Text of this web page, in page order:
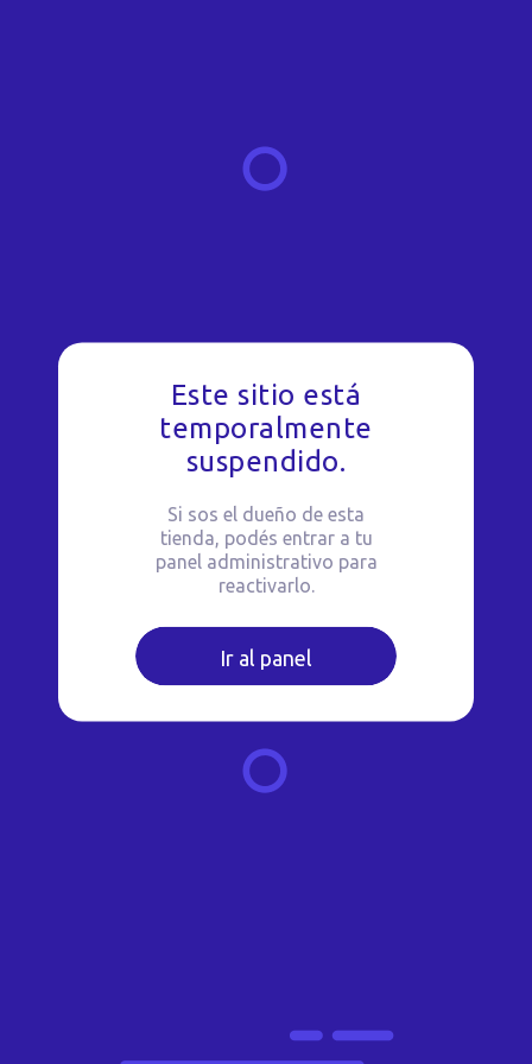
Este sitio está
temporalmente
suspendido.
Si sos el dueño de esta
tienda, podés entrar a tu
panel administrativo para
reactivarlo.
Ir al panel